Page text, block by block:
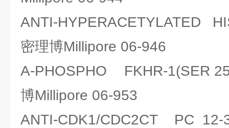
ANTI-HYPERACETYLATED
密理博Millipore 06-946
A-PHOSPHO FKHR-1(SER
博Millipore 06-953
ANTI-CDK1/CDC2CT PC